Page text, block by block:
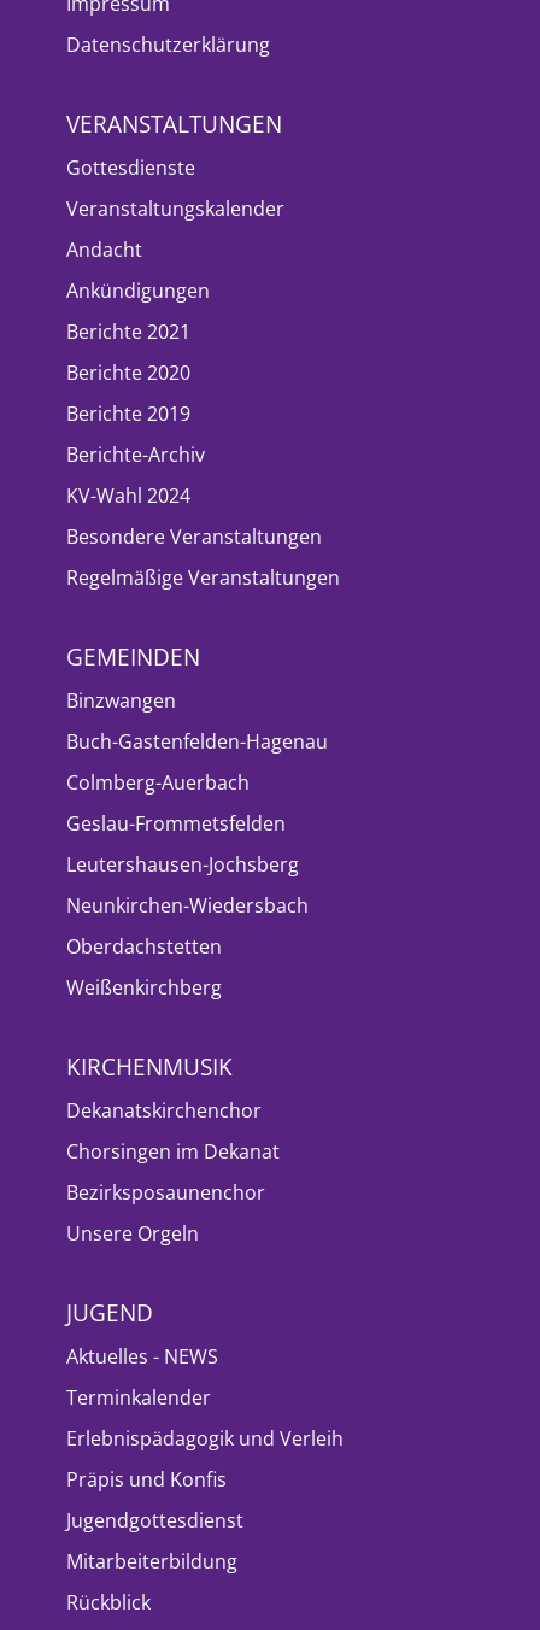
Datenschutzerklärung
VERANSTALTUNGEN
Gottesdienste
Veranstaltungskalender
Andacht
Ankündigungen
Berichte 2021
Berichte 2020
Berichte 2019
Berichte-Archiv
KV-Wahl 2024
Besondere Veranstaltungen
Regelmäßige Veranstaltungen
GEMEINDEN
Binzwangen
Buch-Gastenfelden-Hagenau
Colmberg-Auerbach
Geslau-Frommetsfelden
Leutershausen-Jochsberg
Neunkirchen-Wiedersbach
Oberdachstetten
Weißenkirchberg
KIRCHENMUSIK
Dekanatskirchenchor
Chorsingen im Dekanat
Bezirksposaunenchor
Unsere Orgeln
JUGEND
Aktuelles - NEWS
Terminkalender
Erlebnispädagogik und Verleih
Präpis und Konfis
Jugendgottesdienst
Mitarbeiterbildung
Rückblick